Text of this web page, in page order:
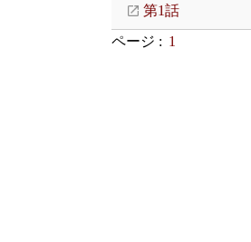
第1話
ページ : 1